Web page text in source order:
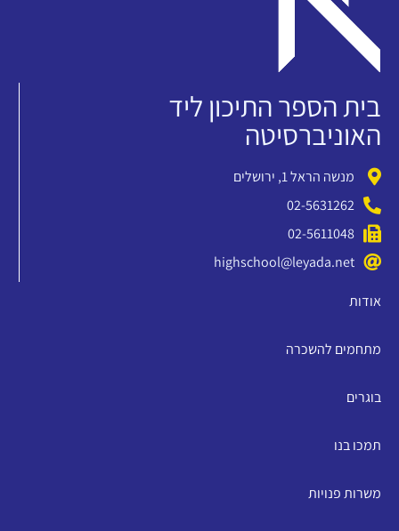
בית הספר התיכון ליד
האוניברסיטה
מנשה הראל 1, ירושלים
02-5631262
02-5611048
highschool@leyada.net
אודות
מתחמים להשכרה
בוגרים
תמכו בנו
משרות פנויות